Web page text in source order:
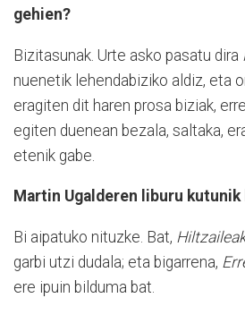
gehien?
Bizitasunak. Urte asko pasatu dira
nuenetik lehendabiziko aldiz, eta
eragiten dit haren prosa biziak,
egiten duenean bezala, saltaka,
etenik gabe.
Martin Ugalderen liburu kutunik
Bi aipatuko nituzke. Bat,
garbi utzi dudala; eta bigarrena,
ere ipuin bilduma bat.